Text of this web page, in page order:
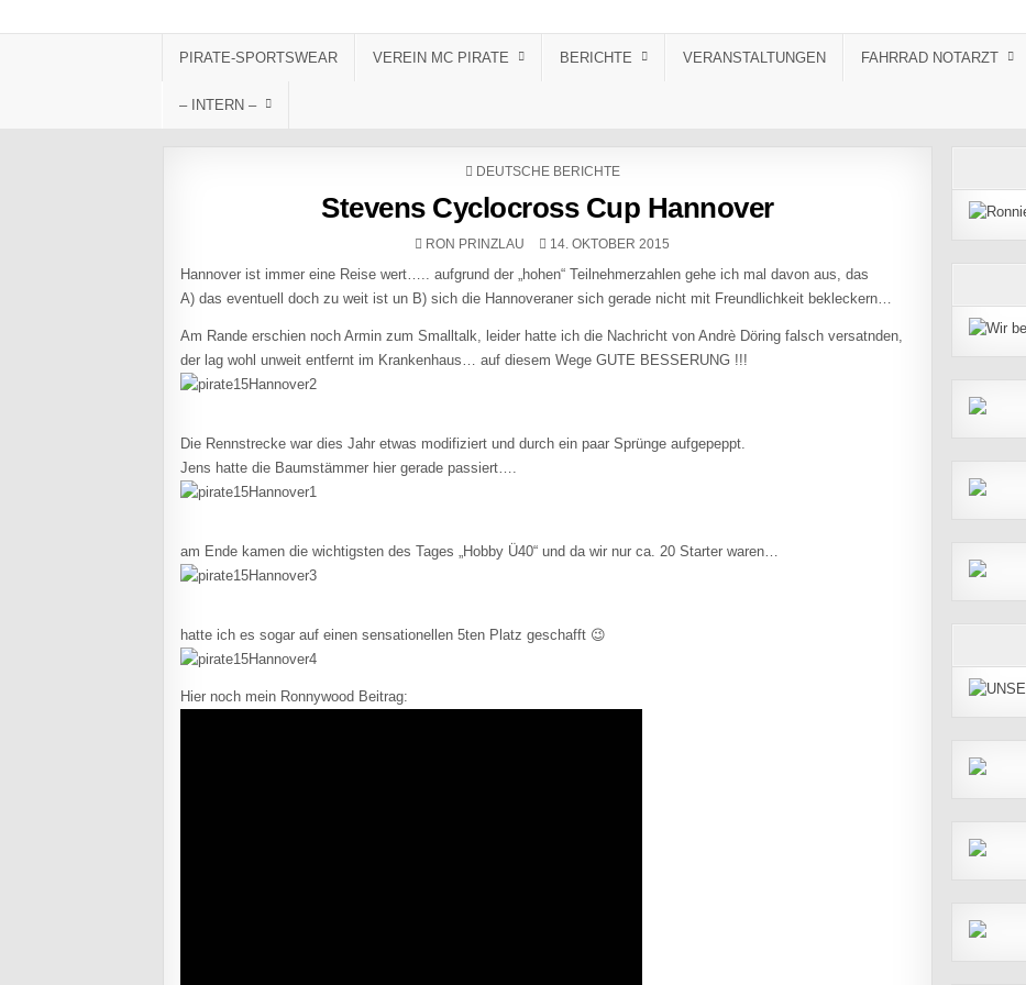
PIRATE-SPORTSWEAR VEREIN MC PIRATE BERICHTE VERANSTALTUNGEN FAHRRAD NOTARZT
– INTERN –
POSTED IN
DEUTSCHE BERICHTE
Stevens Cyclocross Cup Hannover
AUTHOR:
RON PRINZLAU PUBLISHED DATE:
14. OKTOBER 2015
Hannover ist immer eine Reise wert….. aufgrund der „hohen“ Teilnehmerzahlen gehe ich mal davon aus, das
A) das eventuell doch zu weit ist un B) sich die Hannoveraner sich gerade nicht mit Freundlichkeit bekleckern…
Am Rande erschien noch Armin zum Smalltalk, leider hatte ich die Nachricht von Andrè Döring falsch versatnden,
der lag wohl unweit entfernt im Krankenhaus… auf diesem Wege GUTE BESSERUNG !!!
Die Rennstrecke war dies Jahr etwas modifiziert und durch ein paar Sprünge aufgepeppt.
Jens hatte die Baumstämmer hier gerade passiert….
am Ende kamen die wichtigsten des Tages „Hobby Ü40“ und da wir nur ca. 20 Starter waren…
hatte ich es sogar auf einen sensationellen 5ten Platz geschafft 😉
Hier noch mein Ronnywood Beitrag: